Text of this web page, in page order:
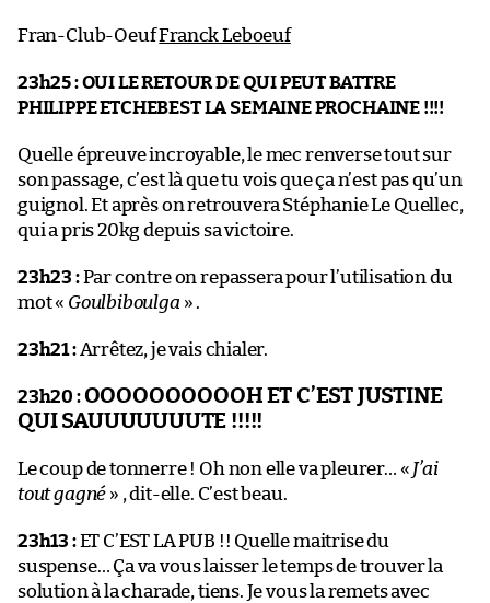
Fran-Club-OeufFranck Leboeuf
23h25 :OUI LE RETOUR DE QUI PEUT BATTRE
PHILIPPE ETCHEBEST LA SEMAINE PROCHAINE !!!!
Quelle épreuve incroyable, le mec renverse tout sur
son passage, c’est là que tu vois que ça n’est pas qu’un
guignol. Et après on retrouvera Stéphanie Le Quellec,
qui a pris 20kg depuis sa victoire.
23h23 :Par contre on repassera pour l’utilisation du
mot « Goulbiboulga » .
23h21 :Arrêtez, je vais chialer.
23h20 :OOOOOOOOOOH ET C’EST JUSTINE
QUI SAUUUUUUUTE !!!!!
Le coup de tonnerre ! Oh non elle va pleurer… « J’ai
tout gagné » , dit-elle. C’est beau.
23h13 :ET C’EST LA PUB !! Quelle maitrise du
suspense… Ça va vous laisser le temps de trouver la
solution à la charade, tiens. Je vous la remets avec